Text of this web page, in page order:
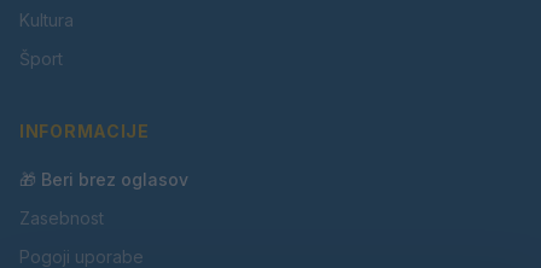
Kultura
Šport
INFORMACIJE
🎁 Beri brez oglasov
Zasebnost
Pogoji uporabe